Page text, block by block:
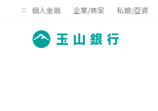
::: 個人金融 企業/商家 私銀/亞資